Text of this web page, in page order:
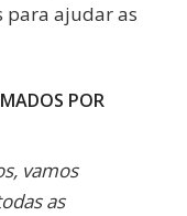
para ajudar as
POR
vamos
as